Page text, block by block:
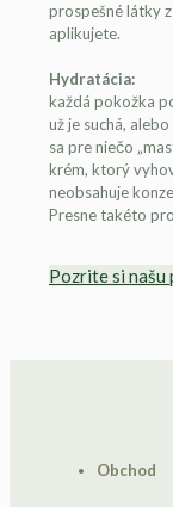
prospešné látky
aplikujete.
Hydratácia:
každá pokožka
už je suchá,
sa pre niečo
krém, ktorý
neobsahuje
Presne takéto
Pozrite si našu
Obchod